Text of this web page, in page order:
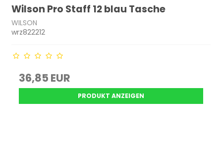
Wilson Pro Staff 12 blau Tasche
WILSON
wrz822212
36,85 EUR
PRODUKT ANZEIGEN